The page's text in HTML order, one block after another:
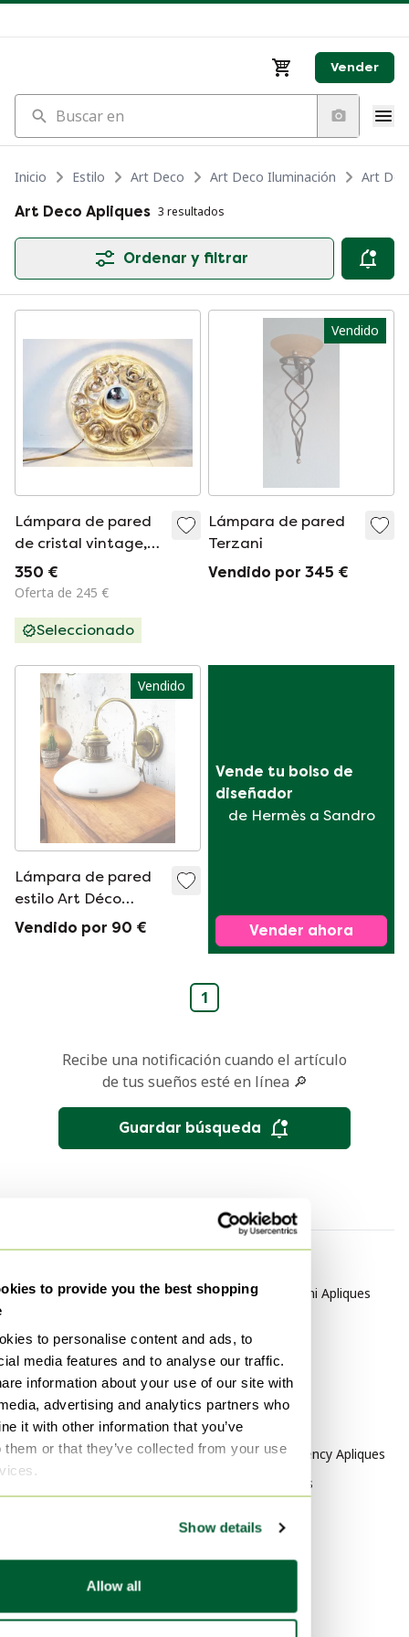
to provide you the best shopping
to personalise content and ads, to
media features and to analyse our traffic.
information about your use of our site with
advertising and analytics partners who
it with other information that you’ve
them or that they’ve collected from your use
Show details
Allow all
Vender
Buscar en
Inicio Estilo Art Deco Art Deco Iluminación
Art
Art Deco Apliques 3 resultados
Ordenar y filtrar
Lámpara de pared
de cristal vintage,
años 70
350 €
Oferta de 245 €
Seleccionado
Vendido
Lámpara de pared
Terzani
Vendido por 345 €
Vendido
Lámpara de pared
estilo Art Déco
vintage EF
Frantzen
Vendido por 90 €
Vende tu bolso de
diseñador
de Hermès a Sandro
Vender ahora
1
Recibe una notificación cuando el artículo
de tus sueños esté en línea 🔎
Guardar búsqueda
Art Deco Lámparas colgantes
Art Deco Iluminación
Art Deco Lámparas de mesa
Achille Castiglioni Apliques
Herda Apliques
Diseño Apliques
Hollywood Regency Apliques
Vintage Apliques
Hierro fundido Apliques
Papel Apliques
rvs Apliques